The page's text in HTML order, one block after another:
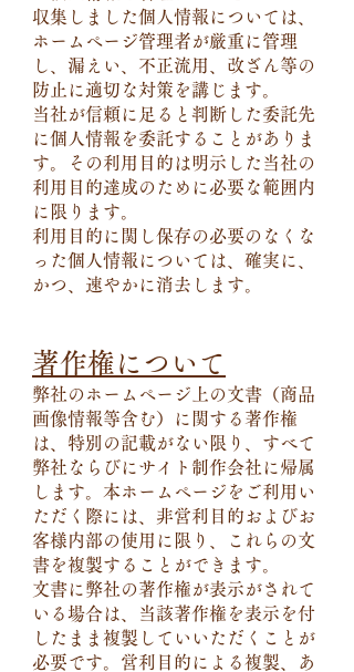
収集しました個人情報については、
ホームページ管理者が厳重に管理
し、漏えい、不正流用、改ざん等の
防止に適切な対策を講じます。
当社が信頼に足ると判断した委託先
に個人情報を委託することがありま
す。その利用目的は明示した当社の
利用目的達成のために必要な範囲内
に限ります。
利用目的に関し保存の必要のなくな
った個人情報については、確実に、
かつ、速やかに消去します。
著作権について
弊社のホームページ上の文書（商品
画像情報等含む）に関する著作権
は、特別の記載がない限り、すべて
弊社ならびにサイト制作会社に帰属
します。本ホームページをご利用い
ただく際には、非営利目的およびお
客様内部の使用に限り、これらの文
書を複製することができます。
文書に弊社の著作権が表示がされて
いる場合は、当該著作権を表示を付
したまま複製していいただくことが
必要です。営利目的による複製、あ